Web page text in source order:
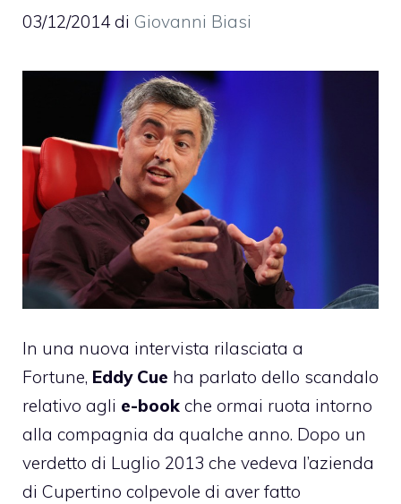
03/12/2014 di Giovanni Biasi
In una nuova intervista rilasciata a
Fortune, Eddy Cue ha parlato dello scandalo
relativo agli e-book che ormai ruota intorno
alla compagnia da qualche anno. Dopo un
verdetto di Luglio 2013 che vedeva l’azienda
di Cupertino colpevole di aver fatto